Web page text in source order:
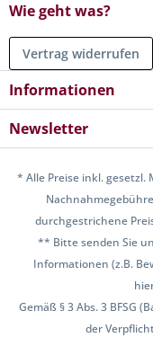
Wie geht was?
Vertrag widerrufen
Informationen
Newsletter
* Alle Preise inkl.
durchgestrichene
** Bitte senden Sie
Informationen (z.B.
Gemäß § 3 Abs. 3 BFSG
der